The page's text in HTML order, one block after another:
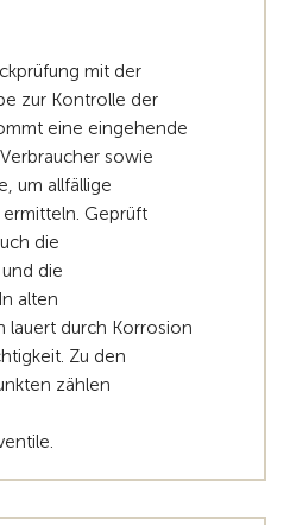
mit der
zur Kontrolle der
eine eingehende
sowie
um allfällige
Geprüft
die
die
alten
lauert durch Korrosion
Zu den
zählen